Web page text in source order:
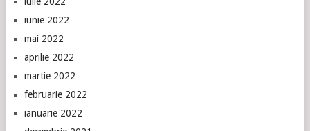
iunie 2022
mai 2022
aprilie 2022
martie 2022
februarie 2022
ianuarie 2022